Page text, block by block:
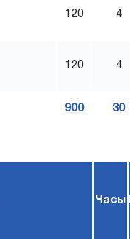
120 4
120 4
900 30
Часы